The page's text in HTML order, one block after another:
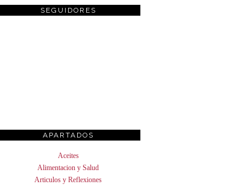
SEGUIDORES
APARTADOS
Aceites
Alimentacion y Salud
Articulos y Reflexiones